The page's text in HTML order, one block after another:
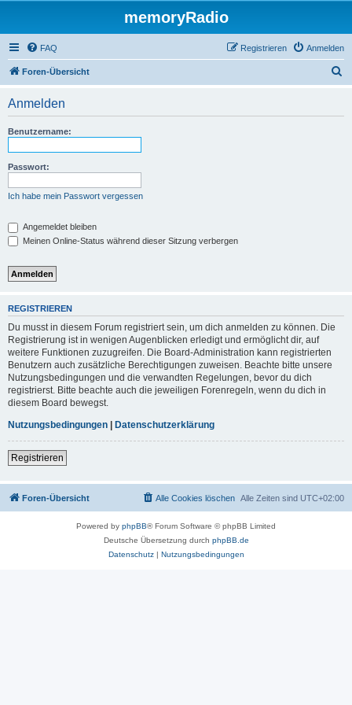
memoryRadio
FAQ Anmelden
Registrieren
Foren-Übersicht
Anmelden
Benutzername:
Passwort:
Ich habe mein Passwort vergessen
Angemeldet bleiben
Meinen Online-Status während dieser Sitzung verbergen
REGISTRIEREN
Du musst in diesem Forum registriert sein, um dich anmelden zu können. Die
Registrierung ist in wenigen Augenblicken erledigt und ermöglicht dir, auf
weitere Funktionen zuzugreifen. Die Board-Administration kann registrierten
Benutzern auch zusätzliche Berechtigungen zuweisen. Beachte bitte unsere
Nutzungsbedingungen und die verwandten Regelungen, bevor du dich
registrierst. Bitte beachte auch die jeweiligen Forenregeln, wenn du dich in
diesem Board bewegst.
Nutzungsbedingungen | Datenschutzerklärung
Registrieren
Foren-Übersicht Alle Zeiten sind UTC+02:00
Alle Cookies löschen
Powered by phpBB® Forum Software © phpBB Limited
Deutsche Übersetzung durch phpBB.de
Datenschutz| Nutzungsbedingungen